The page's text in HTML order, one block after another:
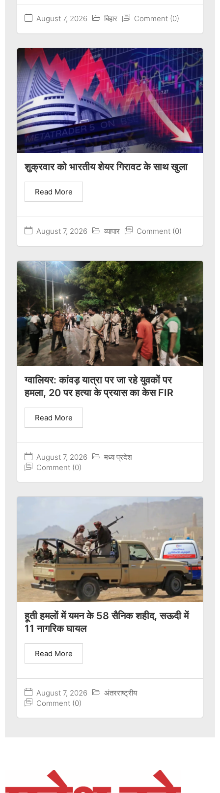
August 7, 2026 बिहार Comment (0)
शुक्रवार को भारतीय शेयर गिरावट के साथ खुला
August 7, 2026 व्यापार Comment (0)
Read More
ग्वालियर: कांवड़ यात्रा पर जा रहे युवकों पर
हमला, 20 पर हत्या के प्रयास का केस FIR
August 7, 2026
मध्य प्रदेश
Comment (0)
Read More
हूती हमलों में यमन के 58 सैनिक शहीद, सऊदी में
11 नागरिक घायल
August 7, 2026
अंतरराष्ट्रीय
Comment (0)
Read More